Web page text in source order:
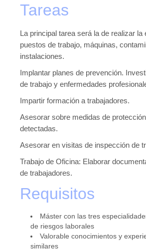
Prevencionistas SST
Novedades
Novedades del consejo
Novedades de asociaciones
Novedades legislativas
Vídeos youtube
Acciones Formativas CGPSST
Otras acciones formativas
Ofertas
Tareas
La principal tarea será la de realizar la
puestos de trabajo, máquinas,
instalaciones.
Implantar planes de prevención.
de trabajo y enfermedades
Impartir formación a trabajadores.
Asesorar sobre medidas de
detectadas.
Asesorar en visitas de inspección de
Trabajo de Oficina: Elaborar
de trabajadores.
Requisitos
Máster con las tres
de riesgos laborales
Valorable conocimientos y
similares